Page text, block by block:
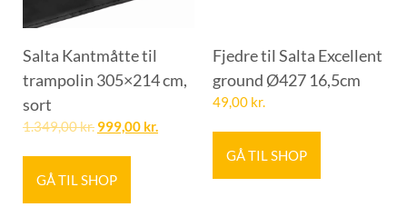
Salta Kantmåtte til
trampolin 305×214 cm,
sort
1.349,00kr. 999,00 kr.
GÅ TIL SHOP
Fjedre til Salta Excellent
ground Ø427 16,5cm
49,00 kr.
GÅ TIL SHOP